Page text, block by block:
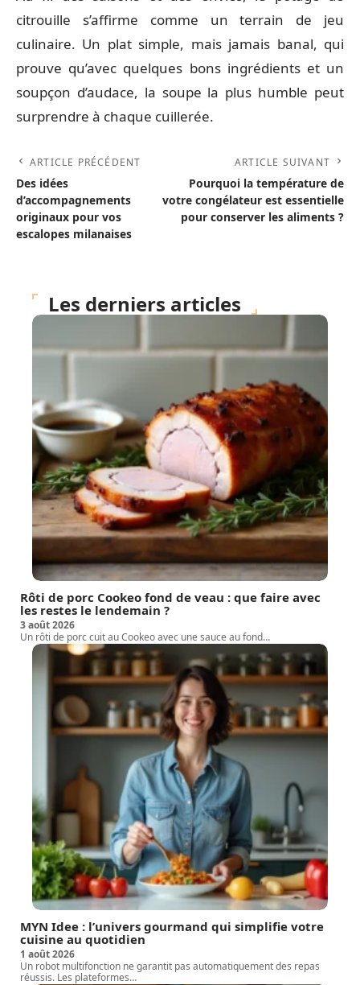
citrouille s’affirme comme un terrain de jeu
culinaire. Un plat simple, mais jamais banal, qui
prouve qu’avec quelques bons ingrédients et un
soupçon d’audace, la soupe la plus humble peut
surprendre à chaque cuillerée.
ARTICLE PRÉCÉDENT
Des idées
d’accompagnements
originaux pour vos
escalopes milanaises
ARTICLE SUIVANT
Pourquoi la température de
votre congélateur est essentielle
pour conserver les aliments ?
Les derniers articles
Rôti de porc Cookeo fond de veau : que faire avec
les restes le lendemain ?
3 août 2026
Un rôti de porc cuit au Cookeo avec une sauce au fond…
MYN Idee : l’univers gourmand qui simplifie votre
cuisine au quotidien
1 août 2026
Un robot multifonction ne garantit pas automatiquement des repas
réussis. Les plateformes…